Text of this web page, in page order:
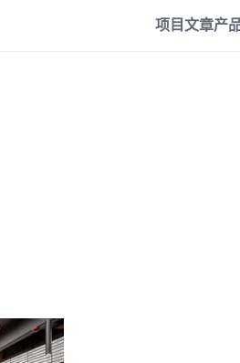
项目文章产